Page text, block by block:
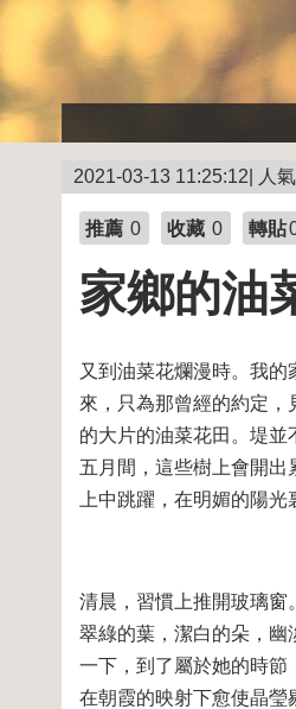
2021-03-13 11:25:12| 人
推薦 0 收藏 0 轉貼
家鄉的油
又到油菜花爛漫時。我
來，只為那曾經的約定
的大片的油菜花田。堤
五月間，這些樹上會開
上中跳躍，在明媚的陽
清晨，習慣上推開玻璃窗
翠綠的葉，潔白的朵，幽
一下，到了屬於她的時節
在朝霞的映射下愈使晶瑩